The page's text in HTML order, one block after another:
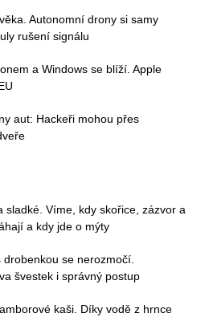
Autonomní drony si samy
rušení signálu
a Windows se blíží. Apple
aut: Hackeři mohou přes
sladké. Víme, kdy skořice, zázvor a
a kdy jde o mýty
drobenkou se nerozmočí.
švestek i správný postup
kaši. Díky vodě z hrnce